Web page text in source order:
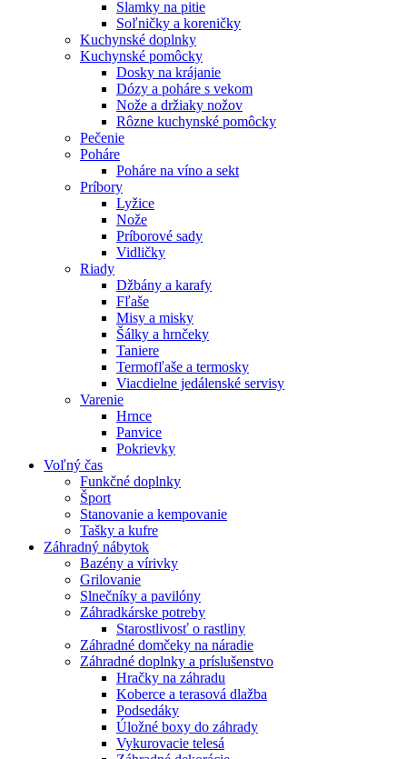
Slamky na pitie
Soľničky a koreničky
Kuchynské doplnky
Kuchynské pomôcky
Dosky na krájanie
Dózy a poháre s vekom
Nože a držiaky nožov
Rôzne kuchynské pomôcky
Pečenie
Poháre
Poháre na víno a sekt
Príbory
Lyžice
Nože
Príborové sady
Vidličky
Riady
Džbány a karafy
Fľaše
Misy a misky
Šálky a hrnčeky
Taniere
Termofľaše a termosky
Viacdielne jedálenské servisy
Varenie
Hrnce
Panvice
Pokrievky
Voľný čas
Funkčné doplnky
Šport
Stanovanie a kempovanie
Tašky a kufre
Záhradný nábytok
Bazény a vírivky
Grilovanie
Slnečníky a pavilóny
Záhradkárske potreby
Starostlivosť o rastliny
Záhradné domčeky na náradie
Záhradné doplnky a príslušenstvo
Hračky na záhradu
Koberce a terasová dlažba
Podsedáky
Úložné boxy do záhrady
Vykurovacie telesá